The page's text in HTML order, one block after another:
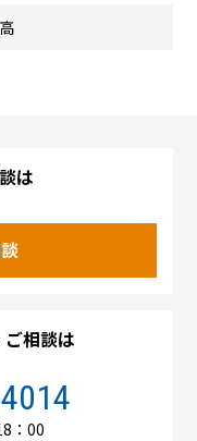
は
相談は
：00